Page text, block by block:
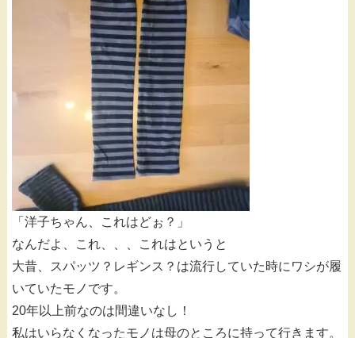
「洋子ちゃん、これはどぉ？」
なんだよ、これ、、、これはというと
大昔、スパッツ？レギンス？は流行していた時にワシが履
いていたモノです。
20年以上前なのは間違いなし！
私はいらなくなったモノは母のところに持って行きます。